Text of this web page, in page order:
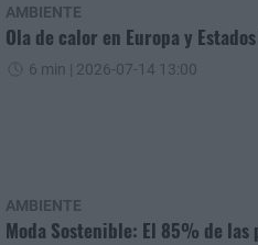
AMBIENTE
Ola de calor en Europa y
6 min | 2026-07-14 13:00
AMBIENTE
Moda Sostenible: El 85% de